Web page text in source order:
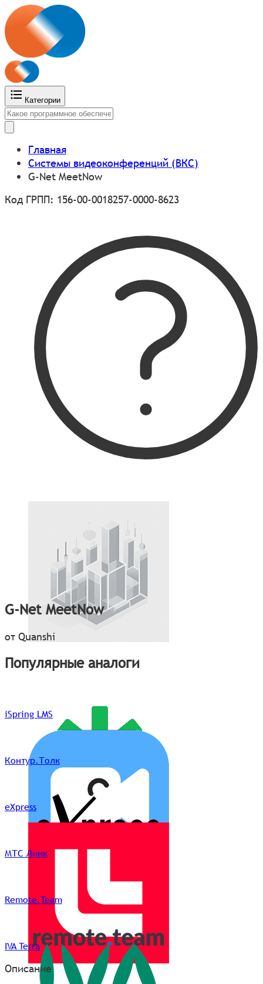
Категории
Главная
Системы видеоконференций (ВКС)
G-Net MeetNow
Код ГРПП: 156-00-0018257-0000-8623
G-Net MeetNow
от Quanshi
Популярные аналоги
iSpring LMS
Контур.Толк
eXpress
МТС Линк
Remote.Team
IVA Terra
Описание